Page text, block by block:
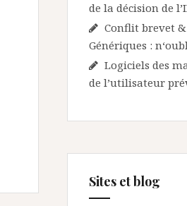
de la décision de
Conflit brevet &
Génériques :
Logiciels des
de l’utilisateur
Sites et blog